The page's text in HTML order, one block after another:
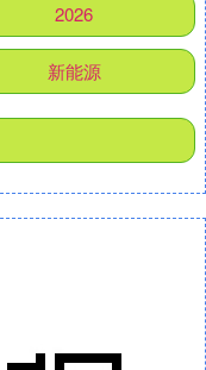
2026
新能源